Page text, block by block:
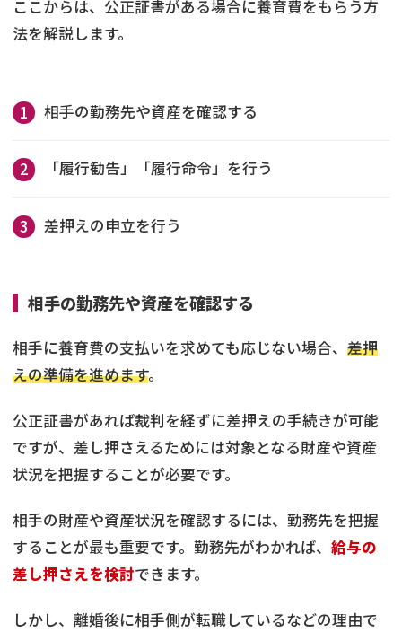
ここからは、公正証書がある場合に養育費をもらう方
法を解説します。
相手の勤務先や資産を確認する
「履行勧告」「履行命令」を行う
差押えの申立を行う
相手の勤務先や資産を確認する
相手に養育費の支払いを求めても応じない場合、 差押
えの準備を進めます。
公正証書があれば裁判を経ずに差押えの手続きが可能
ですが、差し押さえるためには対象となる財産や資産
状況を把握することが必要です。
相手の財産や資産状況を確認するには、勤務先を把握
することが最も重要です。勤務先がわかれば、 給与の
差し押さえを検討できます。
しかし、離婚後に相手側が転職しているなどの理由で